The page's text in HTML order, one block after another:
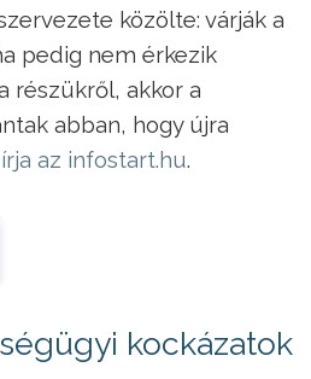
közölte: várják a
pedig nem érkezik
részükről, akkor a
abban, hogy újra
írja az infostart.hu.
kockázatok